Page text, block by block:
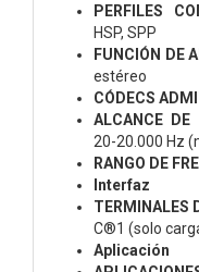
PERFILES
HSP, SPP
FUNCIÓN DE
estéreo
CÓDECS
ALCANCE DE
20-20.000 Hz
RANGO DE
Interfaz
TERMINALES
C®1 (solo
Aplicación